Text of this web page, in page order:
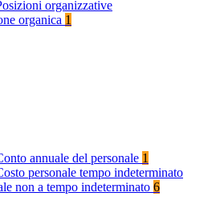
organizzative
organica 1
annuale del personale 1
personale tempo indeterminato
non a tempo indeterminato 6